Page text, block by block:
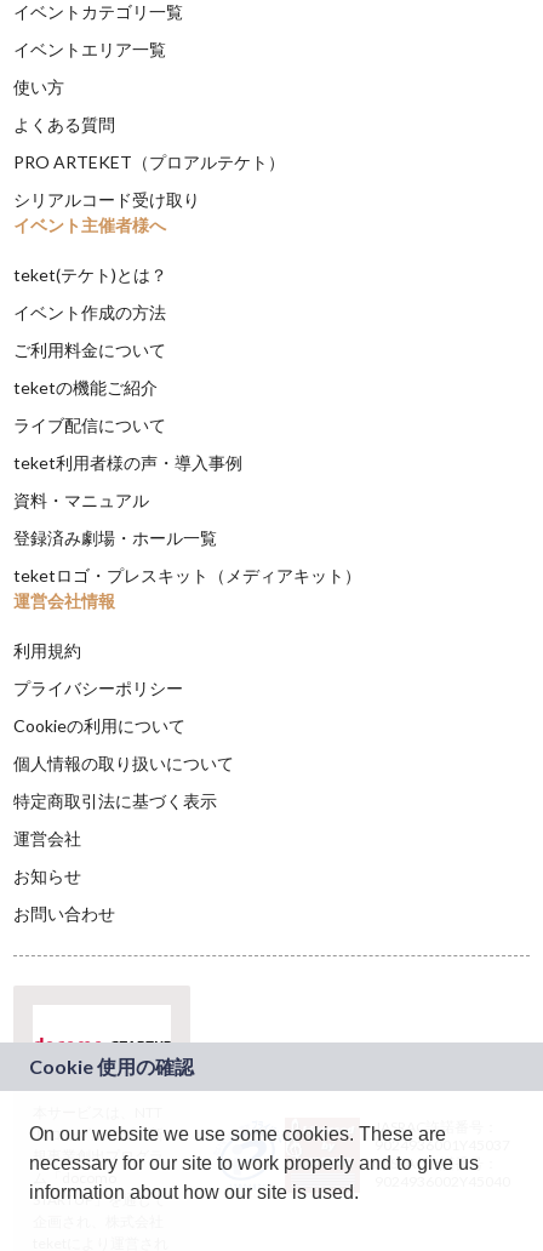
イベントカテゴリ一覧
イベントエリア一覧
使い方
よくある質問
PRO ARTEKET（プロアルテケト）
シリアルコード受け取り
イベント主催者様へ
teket(テケト)とは？
イベント作成の方法
ご利用料金について
teketの機能ご紹介
ライブ配信について
teket利用者様の声・導入事例
資料・マニュアル
登録済み劇場・ホール一覧
teketロゴ・プレスキット（メディアキット）
運営会社情報
利用規約
プライバシーポリシー
Cookieの利用について
個人情報の取り扱いについて
特定商取引法に基づく表示
運営会社
お知らせ
お問い合わせ
ドコモグループの新
規事業創出プログラ
ム「docomo
STARTUP」を通じて
JASRAC許諾番号：
9024936001Y45037
JASRAC許諾番号：
On our website we use some cookies. These are
necessary for our site to work properly and to give us
information about how our site is used.